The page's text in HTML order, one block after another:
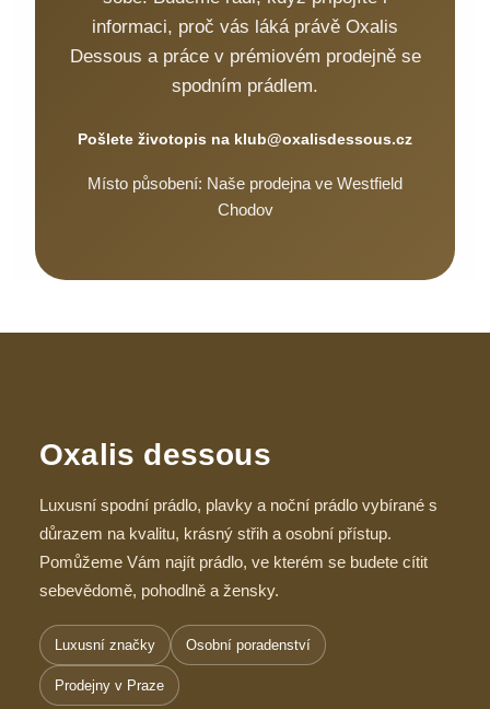
informaci, proč vás láká právě Oxalis
Dessous a práce v prémiovém prodejně se
spodním prádlem.
Pošlete životopis na klub@oxalisdessous.cz
Místo působení: Naše prodejna ve Westfield
Chodov
Oxalis dessous
Luxusní spodní prádlo, plavky a noční prádlo vybírané s
důrazem na kvalitu, krásný střih a osobní přístup.
Pomůžeme Vám najít prádlo, ve kterém se budete cítit
sebevědomě, pohodlně a žensky.
Luxusní značky Osobní poradenství
Prodejny v Praze